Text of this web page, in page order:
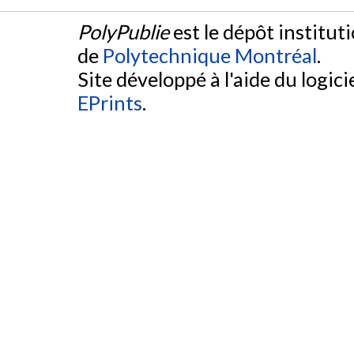
PolyPublieest le dépôt
de Polytechnique Montréal.
Site développé à l'aide du
EPrints.